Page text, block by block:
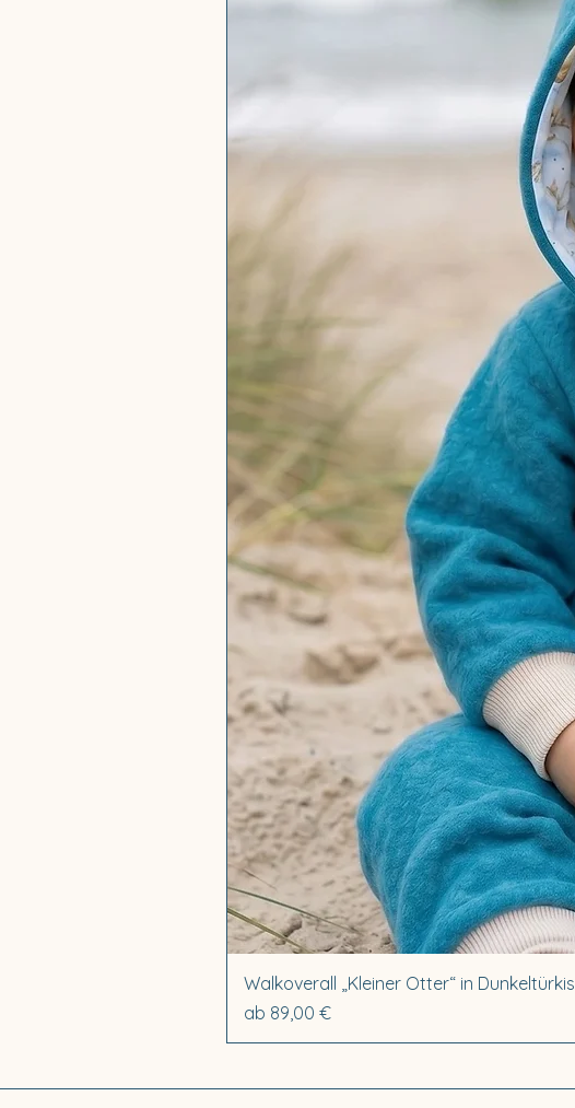
Walkoverall „Kleiner Otter“ in Dunkeltürkis
ab 89,00 €
Sale-Preis